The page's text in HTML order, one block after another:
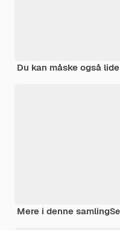
Du kan måske også
Mere i denne samling